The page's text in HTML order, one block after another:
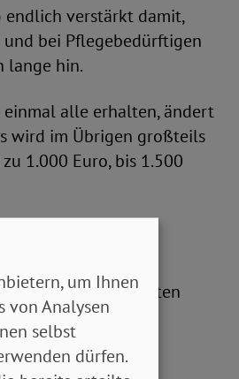
endlich verstärkt damit,
und bei Pflegebedürftigen
lange hin.
einmal alle erhalten, ändert
wird im Übrigen großteils
1.000 Euro, bis 1.500
Gesetze im gesamten
in der laufenden
um Ihnen
von Analysen
selbst
dürfen.